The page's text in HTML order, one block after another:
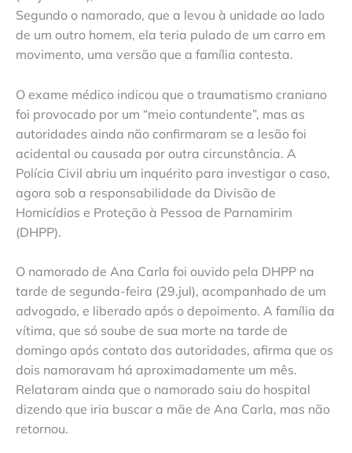
Segundo o namorado, que a levou à unidade ao lado
de um outro homem, ela teria pulado de um carro em
movimento, uma versão que a família contesta.
O exame médico indicou que o traumatismo craniano
foi provocado por um “meio contundente”, mas as
autoridades ainda não confirmaram se a lesão foi
acidental ou causada por outra circunstância. A
Polícia Civil abriu um inquérito para investigar o caso,
agora sob a responsabilidade da Divisão de
Homicídios e Proteção à Pessoa de Parnamirim
(DHPP).
O namorado de Ana Carla foi ouvido pela DHPP na
tarde de segunda-feira (29.jul), acompanhado de um
advogado, e liberado após o depoimento. A família da
vítima, que só soube de sua morte na tarde de
domingo após contato das autoridades, afirma que os
dois namoravam há aproximadamente um mês.
Relataram ainda que o namorado saiu do hospital
dizendo que iria buscar a mãe de Ana Carla, mas não
retornou.